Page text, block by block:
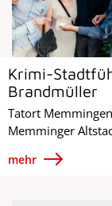
Krimi-
Brandmüller
Tatort
Memminger
mehr